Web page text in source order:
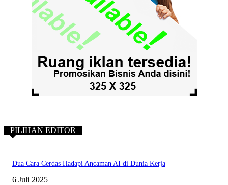
PILIHAN EDITOR
Dua Cara Cerdas Hadapi Ancaman AI di Dunia Kerja
6 Juli 2025